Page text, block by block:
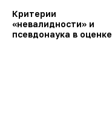
Критерии
«невалидности» и
псевдонаука в оценке